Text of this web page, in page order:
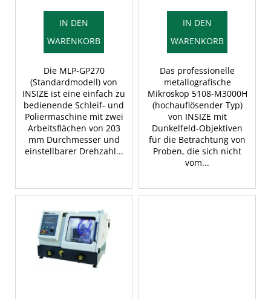
IN DEN
WARENKORB
Die MLP-GP270
(Standardmodell) von
INSIZE ist eine einfach zu
bedienende Schleif- und
Poliermaschine mit zwei
Arbeitsflächen von 203
mm Durchmesser und
einstellbarer Drehzahl...
IN DEN
WARENKORB
Das professionelle
metallografische
Mikroskop 5108-M3000H
(hochauflösender Typ)
von INSIZE mit
Dunkelfeld-Objektiven
für die Betrachtung von
Proben, die sich nicht
vom...